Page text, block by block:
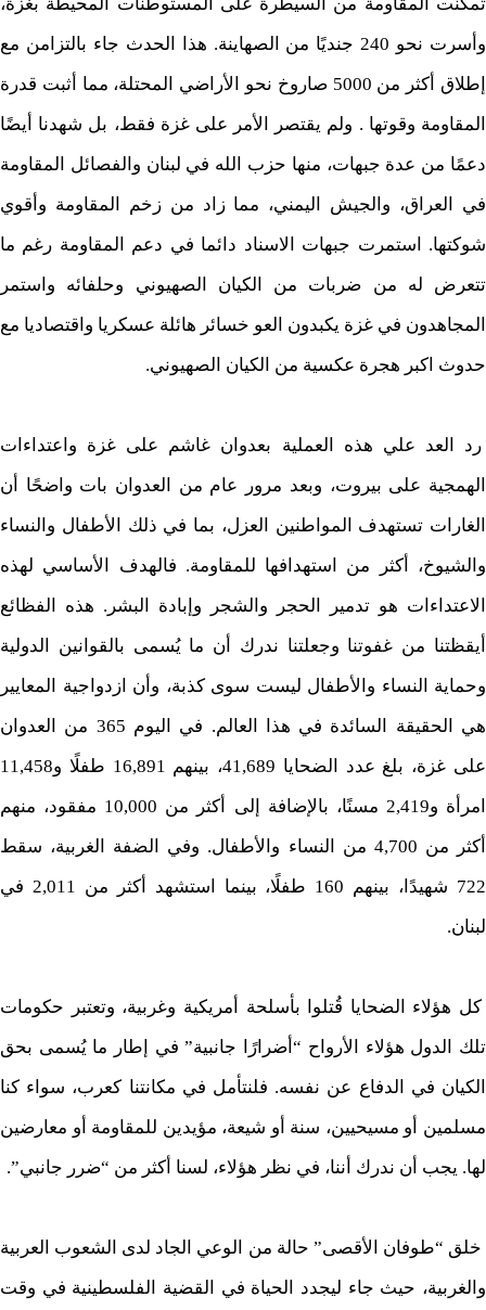
تمكنت المقاومة من السيطرة على المستوطنات المحيطة بغزة،
وأسرت نحو 240 جنديًا من الصهاينة. هذا الحدث جاء بالتزامن مع
إطلاق أكثر من 5000 صاروخ نحو الأراضي المحتلة، مما أثبت قدرة
المقاومة وقوتها . ولم يقتصر الأمر على غزة فقط، بل شهدنا أيضًا
دعمًا من عدة جبهات، منها حزب الله في لبنان والفصائل المقاومة
في العراق، والجيش اليمني، مما زاد من زخم المقاومة وأقوي
شوكتها. استمرت جبهات الاسناد دائما في دعم المقاومة رغم ما
تتعرض له من ضربات من الكيان الصهيوني وحلفائه واستمر
المجاهدون في غزة يكبدون العو خسائر هائلة عسكريا واقتصاديا مع
حدوث اكبر هجرة عكسية من الكيان الصهيوني.
رد العد علي هذه العملية بعدوان غاشم على غزة واعتداءات
الهمجية على بيروت، وبعد مرور عام من العدوان بات واضحًا أن
الغارات تستهدف المواطنين العزل، بما في ذلك الأطفال والنساء
والشيوخ، أكثر من استهدافها للمقاومة. فالهدف الأساسي لهذه
الاعتداءات هو تدمير الحجر والشجر وإبادة البشر. هذه الفظائع
أيقظتنا من غفوتنا وجعلتنا ندرك أن ما يُسمى بالقوانين الدولية
وحماية النساء والأطفال ليست سوى كذبة، وأن ازدواجية المعايير
هي الحقيقة السائدة في هذا العالم. في اليوم 365 من العدوان
على غزة، بلغ عدد الضحايا 41,689، بينهم 16,891 طفلًا و11,458
امرأة و2,419 مسنًا، بالإضافة إلى أكثر من 10,000 مفقود، منهم
أكثر من 4,700 من النساء والأطفال. وفي الضفة الغربية، سقط
722 شهيدًا، بينهم 160 طفلًا، بينما استشهد أكثر من 2,011 في
لبنان.
كل هؤلاء الضحايا قُتلوا بأسلحة أمريكية وغربية، وتعتبر حكومات
تلك الدول هؤلاء الأرواح “أضرارًا جانبية” في إطار ما يُسمى بحق
الكيان في الدفاع عن نفسه. فلنتأمل في مكانتنا كعرب، سواء كنا
مسلمين أو مسيحيين، سنة أو شيعة، مؤيدين للمقاومة أو معارضين
لها. يجب أن ندرك أننا، في نظر هؤلاء، لسنا أكثر من “ضرر جانبي”.
خلق “طوفان الأقصى” حالة من الوعي الجاد لدى الشعوب العربية
والغربية، حيث جاء ليجدد الحياة في القضية الفلسطينية في وقت